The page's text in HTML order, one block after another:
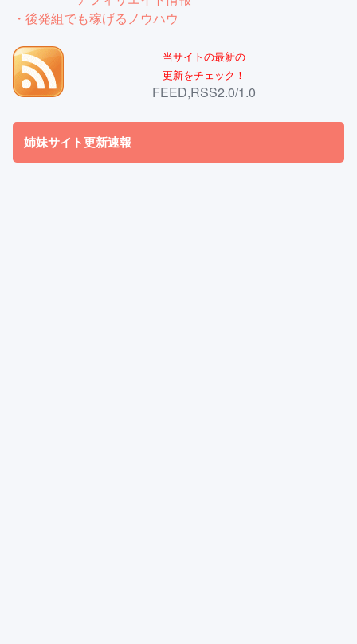
・後発組でも稼げるノウハウ
当サイトの最新の
更新をチェック！
FEED,RSS2.0/1.0
姉妹サイト更新速報